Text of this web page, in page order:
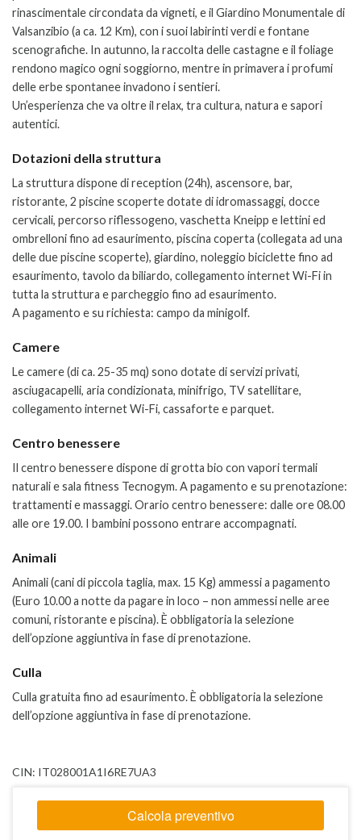
rinascimentale circondata da vigneti, e il Giardino Monumentale di
Valsanzibio (a ca. 12 Km), con i suoi labirinti verdi e fontane
scenografiche. In autunno, la raccolta delle castagne e il foliage
rendono magico ogni soggiorno, mentre in primavera i profumi
delle erbe spontanee invadono i sentieri.
Un’esperienza che va oltre il relax, tra cultura, natura e sapori
autentici.
Dotazioni della struttura
La struttura dispone di reception (24h), ascensore, bar,
ristorante, 2 piscine scoperte dotate di idromassaggi, docce
cervicali, percorso riflessogeno, vaschetta Kneipp e lettini ed
ombrelloni fino ad esaurimento, piscina coperta (collegata ad una
delle due piscine scoperte), giardino, noleggio biciclette fino ad
esaurimento, tavolo da biliardo, collegamento internet Wi-Fi in
tutta la struttura e parcheggio fino ad esaurimento.
A pagamento e su richiesta: campo da minigolf.
Camere
Le camere (di ca. 25-35 mq) sono dotate di servizi privati,
asciugacapelli, aria condizionata, minifrigo, TV satellitare,
collegamento internet Wi-Fi, cassaforte e parquet.
Centro benessere
Il centro benessere dispone di grotta bio con vapori termali
naturali e sala fitness Tecnogym.A pagamento e su prenotazione:
trattamenti e massaggi. Orario centro benessere: dalle ore 08.00
alle ore 19.00. I bambini possono entrare accompagnati.
Animali
Animali (cani di piccola taglia, max. 15 Kg) ammessi a pagamento
(Euro 10.00 a notte da pagare in loco – non ammessi nelle aree
comuni, ristorante e piscina). È obbligatoria la selezione
dell’opzione aggiuntiva in fase di prenotazione.
Culla
Culla gratuita fino ad esaurimento. È obbligatoria la selezione
dell’opzione aggiuntiva in fase di prenotazione.
CIN: IT028001A1I6RE7UA3
Calcola preventivo